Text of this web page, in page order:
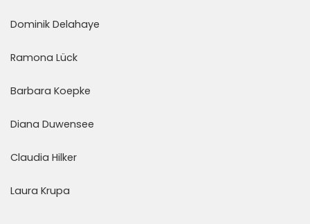
Dominik Delahaye
Ramona Lück
Barbara Koepke
Diana Duwensee
Claudia Hilker
Laura Krupa